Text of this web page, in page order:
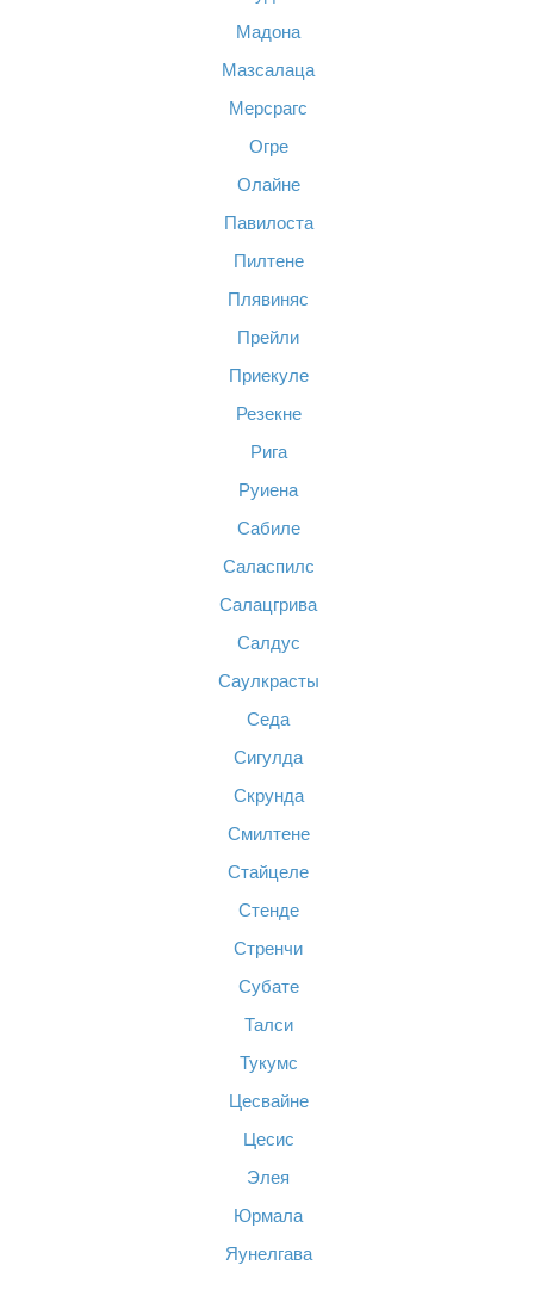
Мадона
Мазсалаца
Мерсрагс
Огре
Олайне
Павилоста
Пилтене
Плявиняс
Прейли
Приекуле
Резекне
Рига
Руиена
Сабиле
Саласпилс
Салацгрива
Салдус
Саулкрасты
Седа
Сигулда
Скрунда
Смилтене
Стайцеле
Стенде
Стренчи
Субате
Талси
Тукумс
Цесвайне
Цесис
Элея
Юрмала
Яунелгава